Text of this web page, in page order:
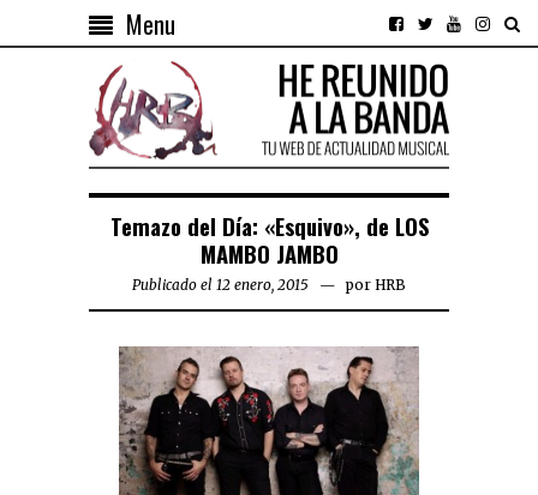
Menu
Temazo del Día: «Esquivo», de LOS
MAMBO JAMBO
Publicado el 12 enero, 2015 por HRB